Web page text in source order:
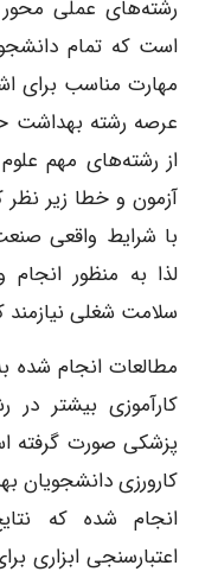
است که تمام
عرصه رشته بهداشت
از رشته‌های مهم
آزمون و خطا زیر
با شرایط واقعی
لذا به منظور
سلامت شغلی نیازمند
مطالعات انجام شده
کارآموزی بیشتر در
کارورزی دانشجویان
انجام شده که
اعتبارسنجی ابزاری